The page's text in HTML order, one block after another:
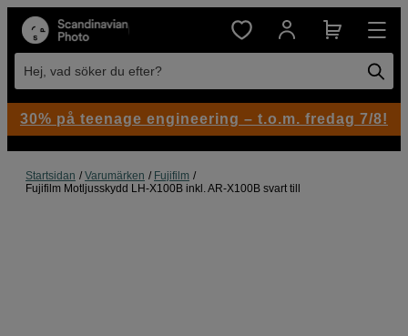
Hej, vad söker du efter?
Startsidan Varumärken
Fujifilm
Fujifilm Motljusskydd LH-X100B inkl. AR-X100B svart till
30% på teenage engineering – t.o.m. fredag 7/8!